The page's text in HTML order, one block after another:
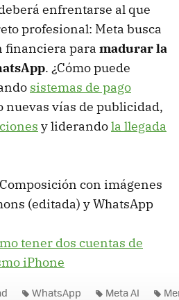
enfrentarse al que
profesional: Meta busca
financiera para madurar la
. ¿Cómo puede
sistemas de pago
nuevas vías de publicidad,
y liderandola llegada
con imágenes
(editada) y WhatsApp
tener dos cuentas de
iPhone
WhatsApp Meta AI